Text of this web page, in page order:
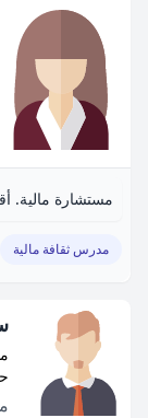
مدرس ثقافة مالية